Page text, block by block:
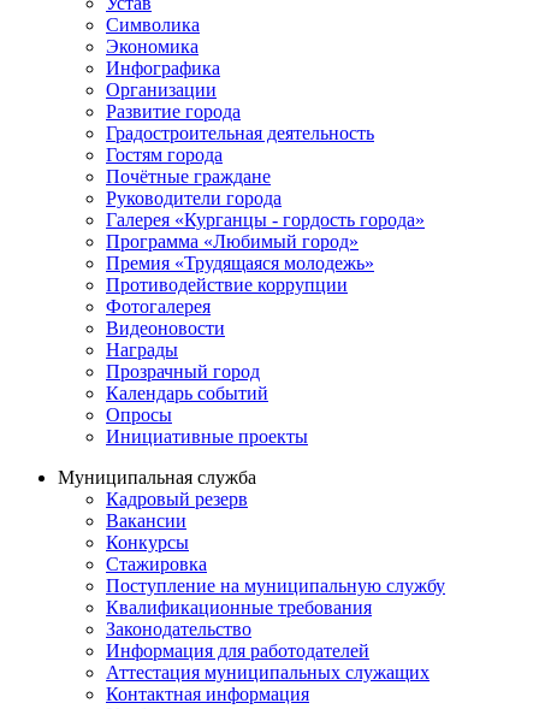
Символика
Экономика
Инфографика
Организации
Развитие города
Градостроительная деятельность
Гостям города
Почётные граждане
Руководители города
Галерея «Курганцы - гордость города»
Программа «Любимый город»
Премия «Трудящаяся молодежь»
Противодействие коррупции
Фотогалерея
Видеоновости
Награды
Прозрачный город
Календарь событий
Опросы
Инициативные проекты
Муниципальная служба
Кадровый резерв
Вакансии
Конкурсы
Стажировка
Поступление на муниципальную службу
Квалификационные требования
Законодательство
Информация для работодателей
Аттестация муниципальных служащих
Контактная информация